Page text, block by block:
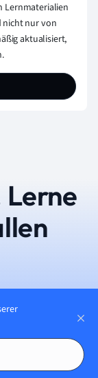
Lernmaterialien
nicht nur von
aktualisiert,